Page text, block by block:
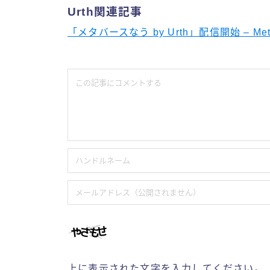
Urth関連記事
「メタバースなう by Urth」配信開始 –